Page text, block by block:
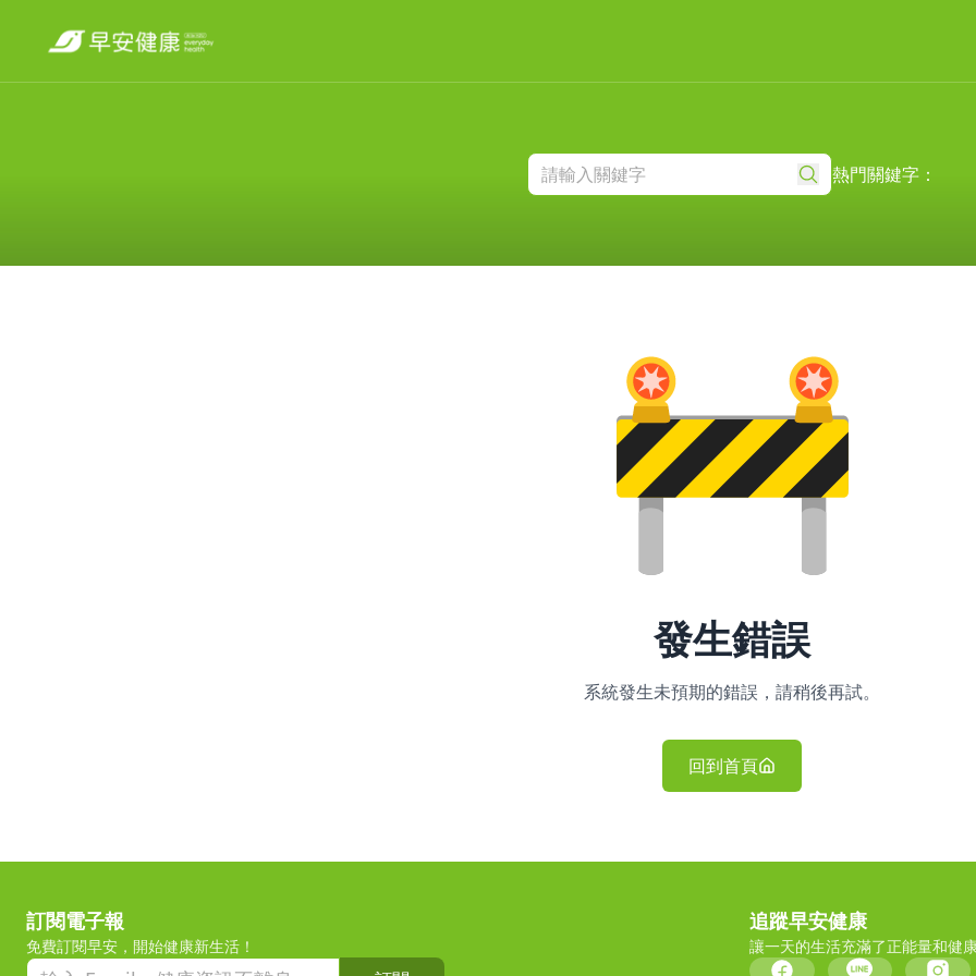
熱門關鍵字：
發生錯誤
系統發生未預期的錯誤，請稍後再試。
回到首頁
訂閱電子報
免費訂閱早安，開始健康新生活！
追蹤早安健康
讓一天的生活充滿了正能量和健